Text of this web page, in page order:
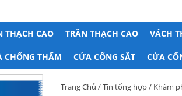
THẠCH CAO TRẦN THẠCH CAO VÁCH
CHỐNG THẤM CỬA CỔNG SẮT CỬA
Trang Chủ /Tin tổng hợp/ Khám